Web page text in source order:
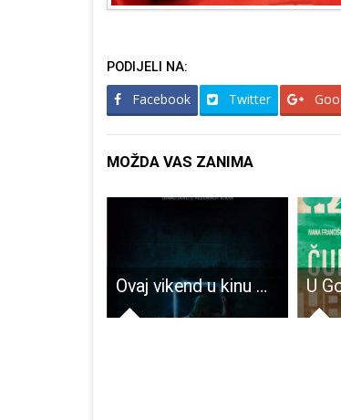
PODIJELI NA:
Facebook Twitter
MOŽDA VAS ZANIMA
Ovaj vikend u kinu Korzo gledajte horor “Imaginarni”!